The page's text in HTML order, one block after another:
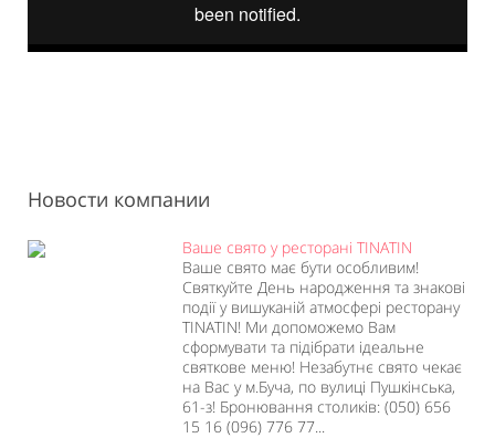
Новости компании
Ваше свято у ресторані TINATIN
Ваше свято має бути особливим!
Святкуйте День народження та знакові
події у вишуканій атмосфері ресторану
TINATIN! Ми допоможемо Вам
сформувати та підібрати ідеальне
святкове меню! Незабутнє свято чекає
на Вас у м.Буча, по вулиці Пушкінська,
61-з! Бронювання столиків: (050) 656
15 16 (096) 776 77...